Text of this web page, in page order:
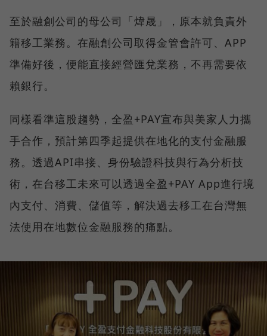
至於融創公司的母公司「煒晟」，原本就負責外
籍移工業務。在融創公司取得金管會許可、APP
準備好後，便能直接經營匯兌業務，不再需要依
賴銀行。
同樣看準這股趨勢，全盈+PAY宣布與美家人力攜
手合作，預計第四季起提供在地化的支付金融服
務。透過API串接、身份驗證科技與行為分析技
術，在台移工未來可以透過全盈+PAY App進行境
內支付、消費、儲值等，解決過去移工在台灣無
法使用在地數位金融服務的痛點。